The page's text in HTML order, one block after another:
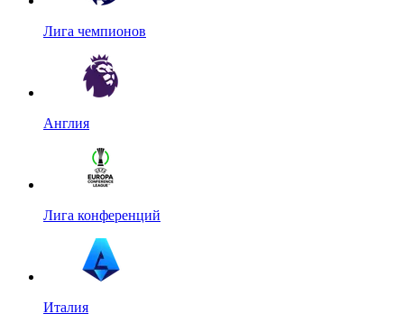
Лига чемпионов
Англия
Лига конференций
Италия